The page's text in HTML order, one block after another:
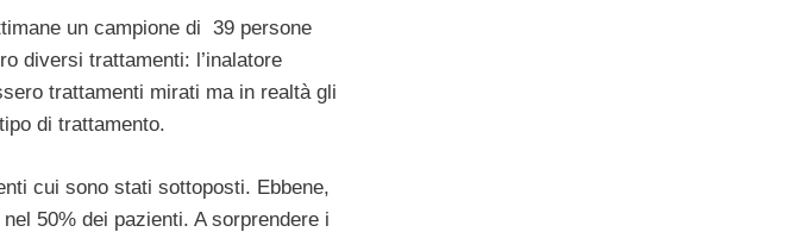
un campione di 39 persone
diversi trattamenti: l’inalatore
trattamenti mirati ma in realtà gli
di trattamento.
cui sono stati sottoposti. Ebbene,
nel 50% dei pazienti. A sorprendere i